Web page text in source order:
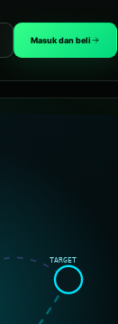
Masuk dan beli